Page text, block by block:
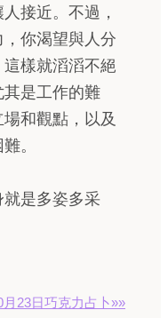
接近。不過，
你渴望與人分
樣就滔滔不絕
是工作的難
和觀點，以及
。
是多姿多采
月23日巧克力占卜»»